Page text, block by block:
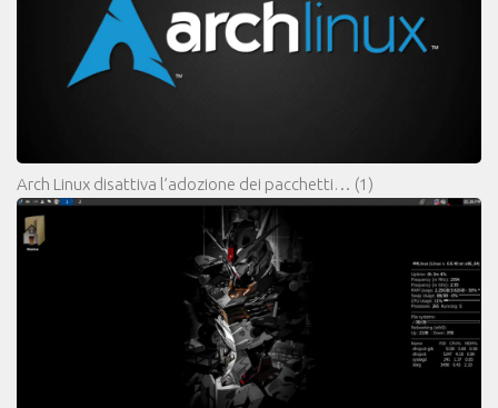
Arch Linux disattiva l’adozione dei pacchetti… (1)